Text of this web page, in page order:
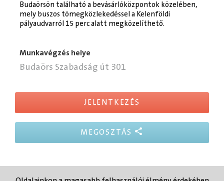
Budaörsön található a bevásárlóközpontok közelében,
mely buszos tömegközlekedéssel a Kelenföldi
pályaudvarról 15 perc alatt megközelíthető.
Munkavégzés helye
Budaörs Szabadság út 301
JELENTKEZÉS
MEGOSZTÁS